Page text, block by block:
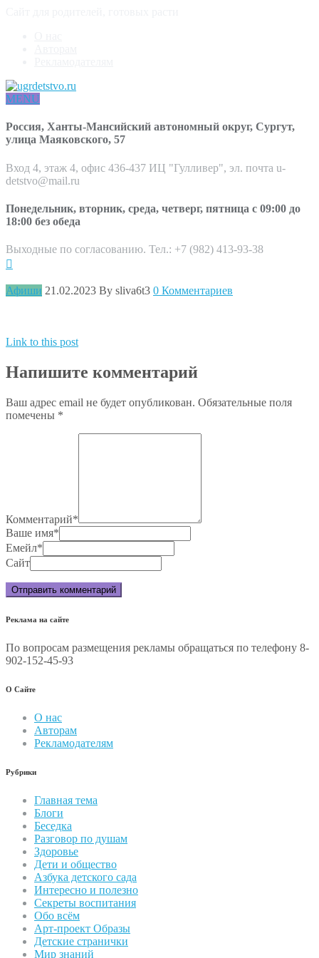
MENU
Россия, Ханты-Мансийский автономный округ, Сургут,
улица Маяковского, 57
Вход 4, этаж 4, офис 436-437 ИЦ "Гулливер", эл. почта u-
detstvo@mail.ru
Понедельник, вторник, среда, четверг, пятница с 09:00 до
18:00 без обеда
Выходные по согласованию. Тел.: +7 (982) 413-93-38
Афиши 21.02.2023 By sliva6t3 0 Комментариев
Link to this post
Напишите комментарий
Ваш адрес email не будет опубликован. Обязательные поля
помечены *
Комментарий*
Ваше имя*
Емейл*
Сайт
Реклама на сайте
По вопросам размещения рекламы обращаться по телефону 8-
902-152-45-93
О Сайте
О нас
Авторам
Рекламодателям
Рубрики
Главная тема
Блоги
Беседка
Разговор по душам
Здоровье
Дети и общество
Азбука детского сада
Интересно и полезно
Секреты воспитания
Обо всём
Арт-проект Образы
Детские странички
Мир знаний